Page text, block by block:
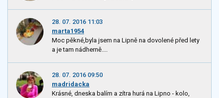
28. 07. 2016 11:03
marta1954
Moc pěkné,byla jsem na Lipně na dovolené před lety
a je tam nádherně....
28. 07. 2016 09:50
madridacka
Krásné, dneska balím a zítra hurá na Lipno - kolo,